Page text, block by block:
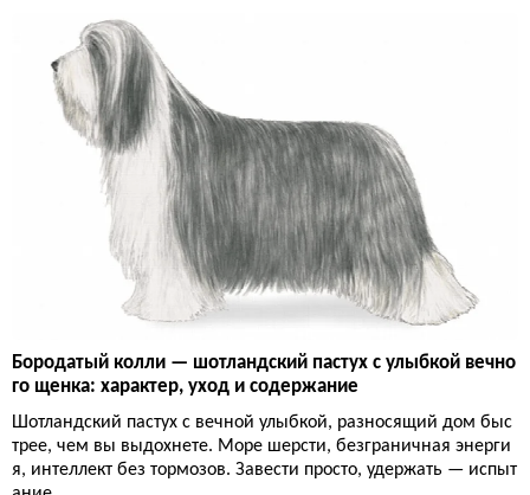
Бородатый колли — шотландский пастух с улыбкой вечно
го щенка: характер, уход и содержание
Шотландский пастух с вечной улыбкой, разносящий дом быс
трее, чем вы выдохнете. Море шерсти, безграничная энерги
я, интеллект без тормозов. Завести просто, удержать — испыт